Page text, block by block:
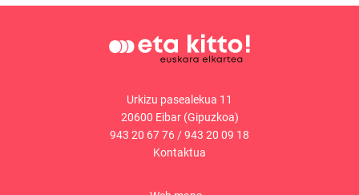
Urkizu pasealekua 11
20600 Eibar (Gipuzkoa)
943 20 67 76/943 20 09 18
Kontaktua